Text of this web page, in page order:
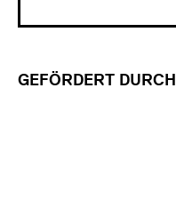
GEFÖRDERT DURCH